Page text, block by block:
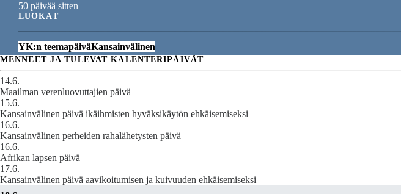
50 päivää sitten
LUOKAT
YK:n teemapäiväKansainvälinen
MENNEET JA TULEVAT KALENTERIPÄIVÄT
14.6.
Maailman verenluovuttajien päivä
15.6.
Kansainvälinen päivä ikäihmisten hyväksikäytön ehkäisemiseksi
16.6.
Kansainvälinen perheiden rahalähetysten päivä
16.6.
Afrikan lapsen päivä
17.6.
Kansainvälinen päivä aavikoitumisen ja kuivuuden ehkäisemiseksi